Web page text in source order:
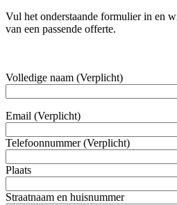
Vul het onderstaande formulier in en
van een passende offerte.
Volledige naam (Verplicht)
Email (Verplicht)
Telefoonnummer (Verplicht)
Plaats
Straatnaam en huisnummer